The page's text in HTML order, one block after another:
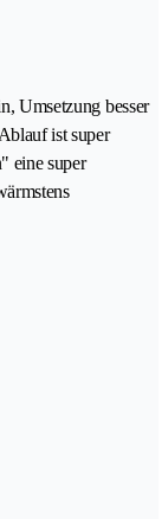
Umsetzung besser
ist super
eine super